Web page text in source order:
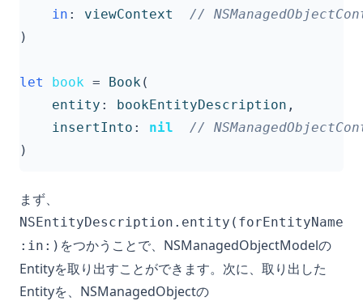
in : viewContext
//
)
let book = Book(
entity : bookEntityDescription ,
insertInto : nil
//
)
まず、
NSEntityDescription.entity(forEntityName
:in:) をつかうことで、NSManagedObjectModelの
Entityを取り出すことができます。次に、取り出した
Entityを、NSManagedObjectの